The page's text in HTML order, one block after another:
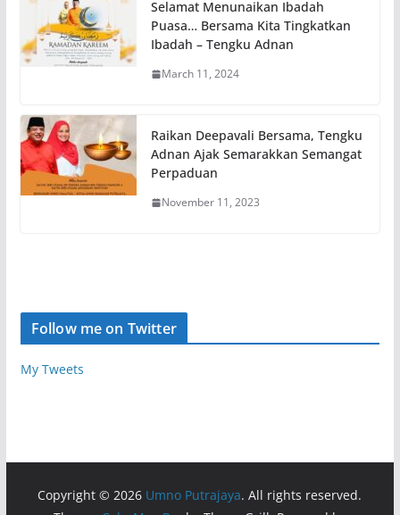
Selamat Menunaikan Ibadah
Puasa… Bersama Kita Tingkatkan
Ibadah – Tengku Adnan
March 11, 2024
Raikan Deepavali Bersama, Tengku
Adnan Ajak Semarakkan Semangat
Perpaduan
November 11, 2023
Follow me on Twitter
My Tweets
Copyright © 2026 Umno Putrajaya. All rights reserved.